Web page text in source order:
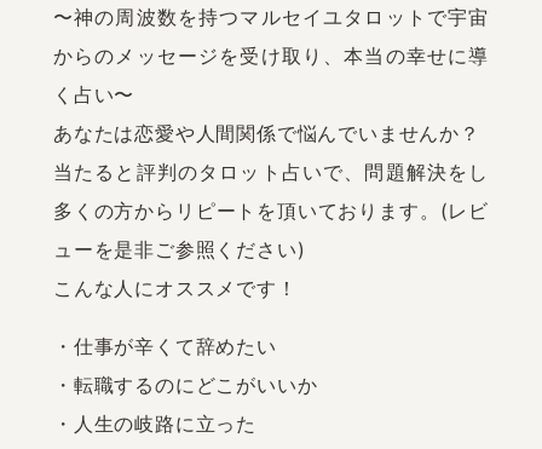
〜神の周波数を持つマルセイユタロットで宇宙
からのメッセージを受け取り、本当の幸せに導
く占い〜
あなたは恋愛や人間関係で悩んでいませんか？
当たると評判のタロット占いで、問題解決をし
多くの方からリピートを頂いております。(レビ
ューを是非ご参照ください)
こんな人にオススメです！
・仕事が辛くて辞めたい
・転職するのにどこがいいか
・人生の岐路に立った